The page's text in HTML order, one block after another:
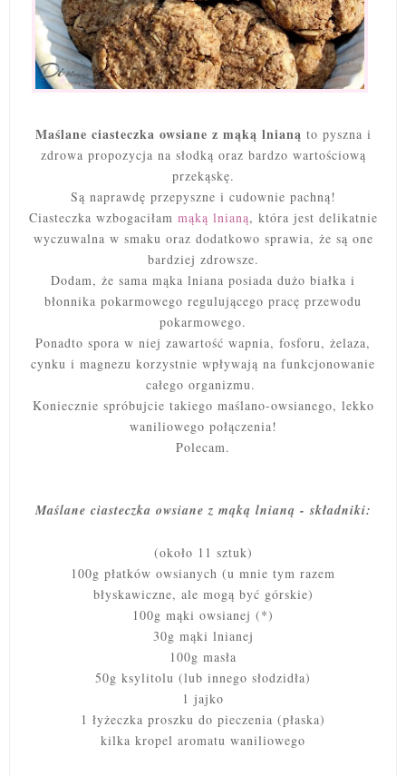
Maślane ciasteczka owsiane z mąką lnianą to pyszna i
zdrowa propozycja na słodką oraz bardzo wartościową
przekąskę.
Są naprawdę przepyszne i cudownie pachną!
Ciasteczka wzbogaciłam mąką lnianą, która jest delikatnie
wyczuwalna w smaku oraz dodatkowo sprawia, że są one
bardziej zdrowsze.
Dodam, że sama mąka lniana posiada dużo białka i
błonnika pokarmowego regulującego pracę przewodu
pokarmowego.
Ponadto spora w niej zawartość wapnia, fosforu, żelaza,
cynku i magnezu korzystnie wpływają na funkcjonowanie
całego organizmu.
Koniecznie spróbujcie takiego maślano-owsianego, lekko
waniliowego połączenia!
Polecam.
Maślane ciasteczka owsiane z mąką lnianą - składniki:
(około 11 sztuk)
100g płatków owsianych (u mnie tym razem
błyskawiczne, ale mogą być górskie)
100g mąki owsianej (*)
30g mąki lnianej
100g masła
50g ksylitolu (lub innego słodzidła)
1 jajko
1 łyżeczka proszku do pieczenia (płaska)
kilka kropel aromatu waniliowego